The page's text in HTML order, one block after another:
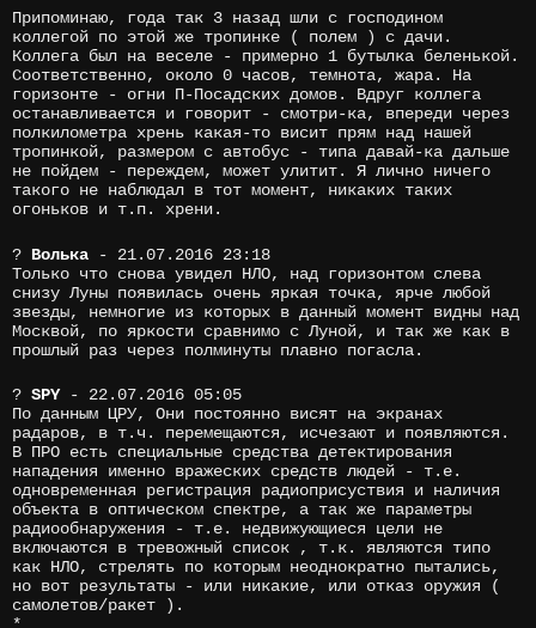
Припоминаю, года так 3 назад шли с господином
коллегой по этой же тропинке ( полем ) с дачи.
Коллега был на веселе - примерно 1 бутылка беленькой.
Соответственно, около 0 часов, темнота, жара. На
горизонте - огни П-Посадских домов. Вдруг коллега
останавливается и говорит - смотри-ка, впереди через
полкилометра хрень какая-то висит прям над нашей
тропинкой, размером с автобус - типа давай-ка дальше
не пойдем - переждем, может улитит. Я лично ничего
такого не наблюдал в тот момент, никаких таких
огоньков и т.п. хрени.
? Волька - 21.07.2016 23:18
Только что снова увидел НЛО, над горизонтом слева
снизу Луны появилась очень яркая точка, ярче любой
звезды, немногие из которых в данный момент видны над
Москвой, по яркости сравнимо с Луной, и так же как в
прошлый раз через полминуты плавно погасла.
? SPY- 22.07.2016 05:05
По данным ЦРУ, Они постоянно висят на экранах
радаров, в т.ч. перемещаются, исчезают и появляются.
В ПРО есть специальные средства детектирования
нападения именно вражеских средств людей - т.е.
одновременная регистрация радиоприсуствия и наличия
объекта в оптическом спектре, а так же параметры
радиообнаружения - т.е. недвижующиеся цели не
включаются в тревожный список , т.к. являются типо
как НЛО, стрелять по которым неоднократно пытались,
но вот результаты - или никакие, или отказ оружия (
самолетов/ракет ).